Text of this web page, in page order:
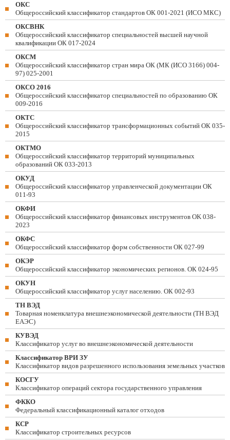
ОКС
Общероссийский классификатор стандартов ОК 001-2021 (ИСО МКС)
ОКСВНК
Общероссийский классификатор специальностей высшей научной
квалификации ОК 017-2024
ОКСМ
Общероссийский классификатор стран мира ОК (МК (ИСО 3166) 004-
97) 025-2001
ОКСО 2016
Общероссийский классификатор специальностей по образованию ОК
009-2016
ОКТС
Общероссийский классификатор трансформационных событий ОК 035-
2015
ОКТМО
Общероссийский классификатор территорий муниципальных
образований ОК 033-2013
ОКУД
Общероссийский классификатор управленческой документации ОК
011-93
ОКФИ
Общероссийский классификатор финансовых инструментов OK 038-
2023
ОКФС
Общероссийский классификатор форм собственности ОК 027-99
ОКЭР
Общероссийский классификатор экономических регионов. ОК 024-95
ОКУН
Общероссийский классификатор услуг населению. ОК 002-93
ТН ВЭД
Товарная номенклатура внешнеэкономической деятельности (ТН ВЭД
ЕАЭС)
КУВЭД
Классификатор услуг во внешнеэкономической деятельности
Классификатор ВРИ ЗУ
Классификатор видов разрешенного использования земельных участков
КОСГУ
Классификатор операций сектора государственного управления
ФККО
Федеральный классификационный каталог отходов
КСР
Классификатор строительных ресурсов